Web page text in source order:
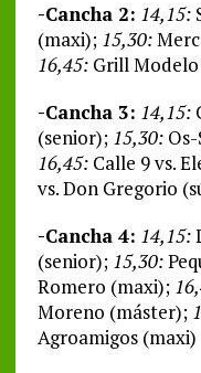
-Cancha 2: 14,15:
(maxi); 15,30:
16,45:Grill Modelo
-Cancha 3: 14,15:
(senior); 15,30:Os-
16,45:Calle 9 vs.
vs. Don Gregorio
-Cancha 4: 14,15:
(senior); 15,30:
Romero (maxi);
Moreno (máster);
Agroamigos (maxi)